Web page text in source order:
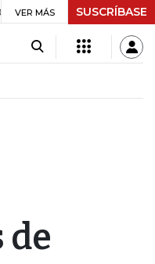
US$ 64.442,80 -US$
VER MÁS SUSCRÍBASE
de